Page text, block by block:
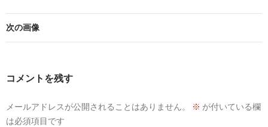
次の画像
コメントを残す
メールアドレスが公開されることはありません。 ※ が付いている欄
は必須項目です